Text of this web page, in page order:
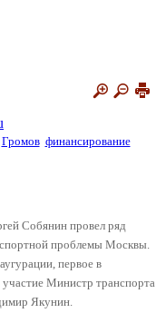
Громов финансирование
Собянин провел ряд
проблемы Москвы.
первое в
Министр транспорта
Якунин.